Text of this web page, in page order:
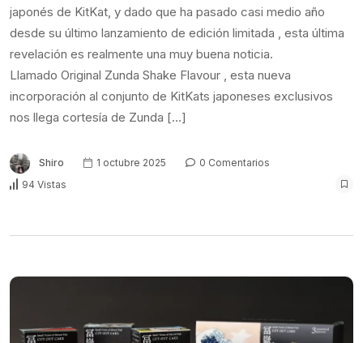
japonés de KitKat, y dado que ha pasado casi medio año
desde su último lanzamiento de edición limitada , esta última
revelación es realmente una muy buena noticia.
Llamado Original Zunda Shake Flavour , esta nueva
incorporación al conjunto de KitKats japoneses exclusivos
nos llega cortesía de Zunda […]
Shiro 1 octubre 2025
0 Comentarios
94 Vistas